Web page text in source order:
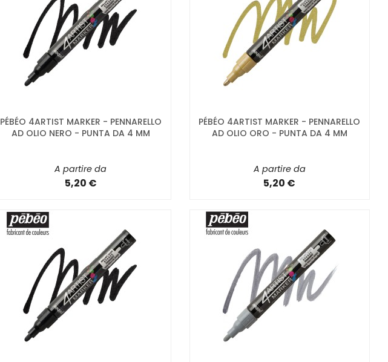
PÉBÉO 4ARTIST MARKER - PENNARELLO
AD OLIO NERO - PUNTA DA 4 MM
A partire da
5,20 €
PÉBÉO 4ARTIST MARKER - PENNARELLO
AD OLIO ORO - PUNTA DA 4 MM
A partire da
5,20 €